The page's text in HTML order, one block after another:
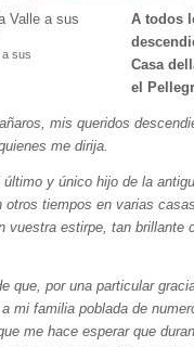
a sus
A todos
Casa
el
mis queridos
me dirija.
último y único hijo de la
otros tiempos en varias
vuestra estirpe, tan brillante
que, por una particular
mi familia poblada de
me hace esperar que